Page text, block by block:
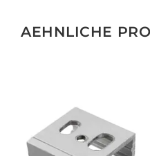
AEHNLICHE